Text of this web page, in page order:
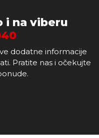
i na viberu
dodatne informacije
Pratite nas i očekujte